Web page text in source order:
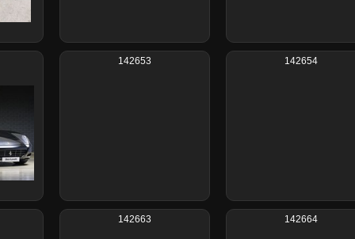
142653 142654
142663 142664